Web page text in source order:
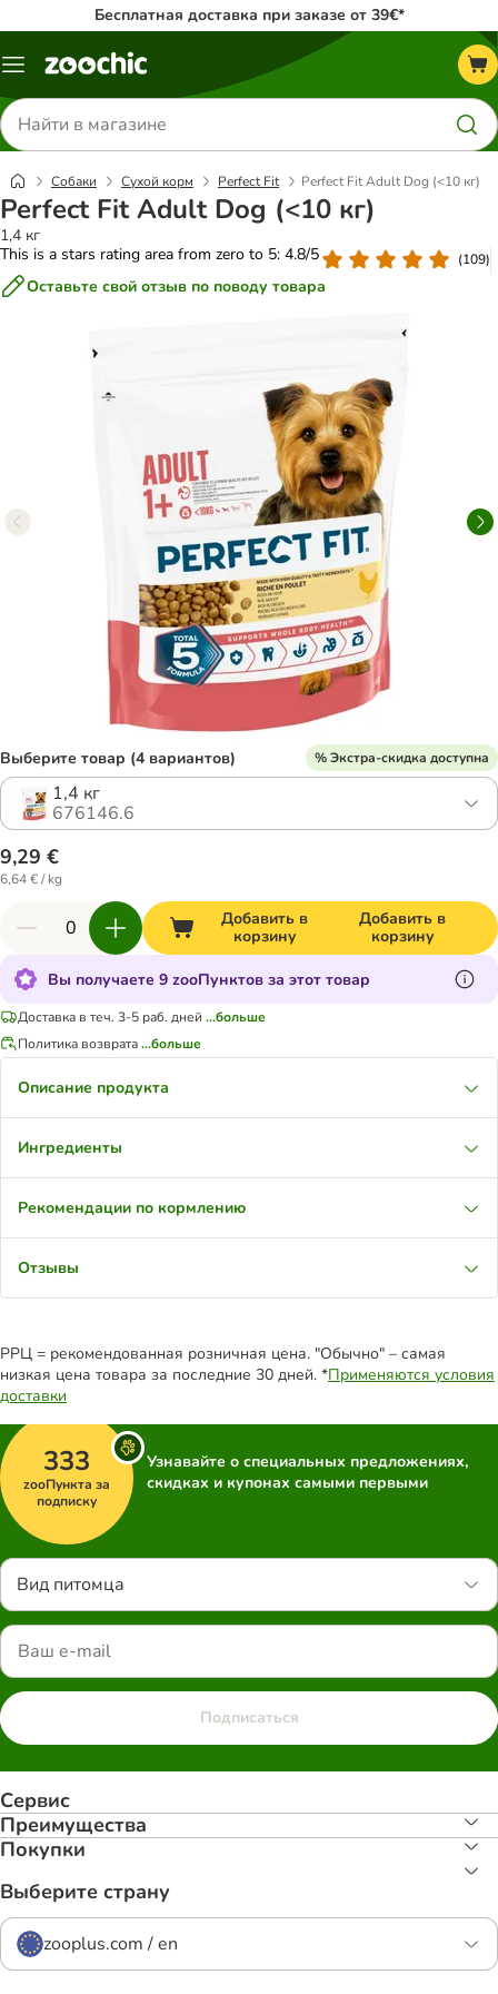
Бесплатная доставка при заказе от 39€*
Каталог
Поиск
товаров
Собаки Сухой корм Perfect Fit Perfect Fit Adult Dog (<10 кг)
Perfect Fit Adult Dog (<10 кг)
1,4 кг
This is a stars rating area from zero to 5: 4.8/5
(109)
Оставьте свой отзыв по поводу товара
Выберите товар (4 вариантов) % Экстра-скидка доступна
1,4 кг
676146.6
9,29 €
6,64 € / kg
Добавить в
корзину
Добавить в
корзину
Вы получаете 9 zooПунктов за этот товар
Доставка в теч. 3-5 раб. дней ...больше
Политика возврата...больше
Описание продукта
Ингредиенты
Рекомендации по кормлению
Отзывы
РРЦ = рекомендованная розничная цена. "Обычно" – самая
низкая цена товара за последние 30 дней. *Применяются условия
доставки
333
zooПункта за
подписку
Узнавайте о специальных предложениях,
скидках и купонах самыми первыми
Вид питомца
Подписаться
Сервис
Преимуществa
Покупки
Выберите страну
zooplus.com / en